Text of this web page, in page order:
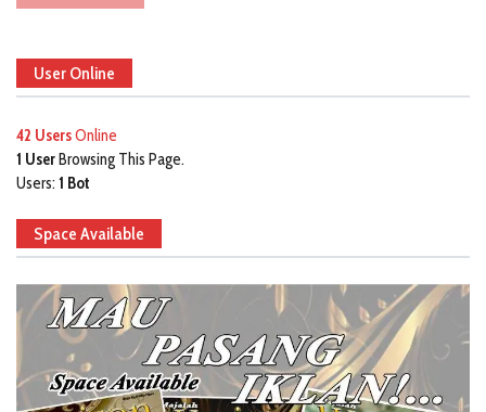
User Online
42 UsersOnline
1 UserBrowsing This Page.
Users: 1 Bot
Space Available